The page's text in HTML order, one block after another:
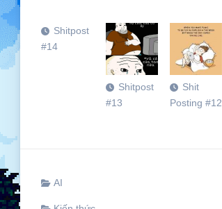
Shitpost
#14
Shitpost
#13
Shit
Posting #12
AI